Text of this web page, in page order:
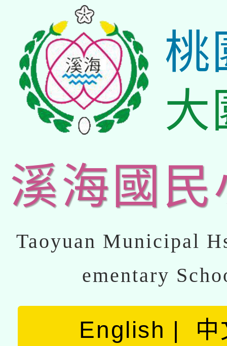
桃
大
溪海國民
Taoyuan Municipal
ementary
English 中